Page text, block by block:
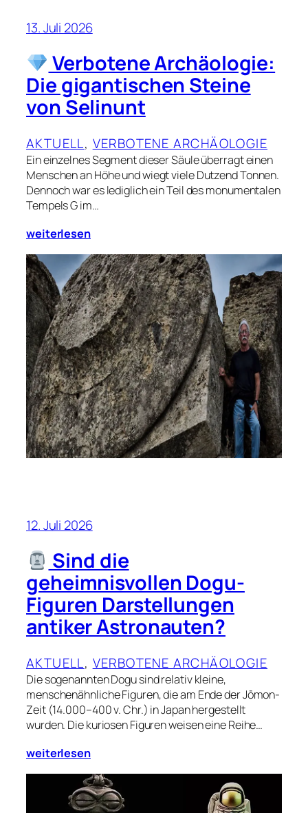
13. Juli 2026
Verbotene Archäologie:
Die gigantischen Steine
von Selinunt
AKTUELL, VERBOTENE ARCHÄOLOGIE
Ein einzelnes Segment dieser Säule überragt einen
Menschen an Höhe und wiegt viele Dutzend Tonnen.
Dennoch war es lediglich ein Teil des monumentalen
Tempels G im…
weiterlesen
12. Juli 2026
Sind die
geheimnisvollen Dogu-
Figuren Darstellungen
antiker Astronauten?
AKTUELL, VERBOTENE ARCHÄOLOGIE
Die sogenannten Dogu sind relativ kleine,
menschenähnliche Figuren, die am Ende der Jōmon-
Zeit (14.000–400 v. Chr.) in Japan hergestellt
wurden. Die kuriosen Figuren weisen eine Reihe…
weiterlesen